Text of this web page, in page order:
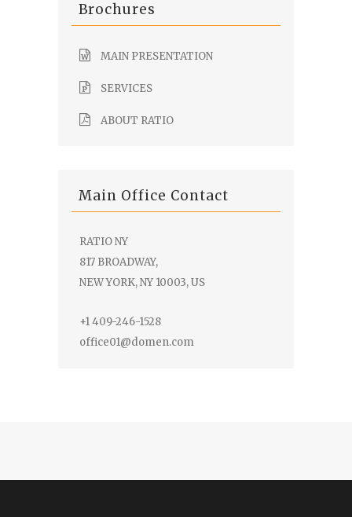
Brochures
MAIN PRESENTATION
SERVICES
ABOUT RATIO
Main Office Contact
RATIO NY
817 BROADWAY,
NEW YORK, NY 10003, US
+1 409-246-1528
office01@domen.com